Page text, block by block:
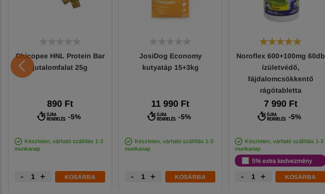
Chicopee HNL Protein Bar
jutalomfalat 25g
890 Ft
-5%
Készleten, várható szállítás 1-3
munkanap
- + KOSÁRBA
JosiDog Economy
kutyatáp 15+3kg
11 990 Ft
-5%
Készleten, várható szállítás 1-3
munkanap
- + KOSÁRBA
Noroflex 600+100mg 60db
ízületvédő,
fájdalomcsökkentő
rágótabletta
7 990 Ft
-5%
Készleten, várható szállítás 1-3
munkanap
5% extra kedvezmény
- + KOSÁRBA